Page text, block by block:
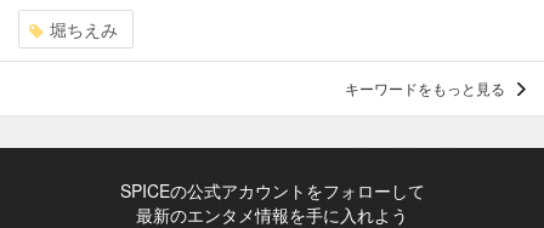
堀ちえみ
キーワードをもっと見る
SPICEの公式アカウントをフォローして
最新のエンタメ情報を手に入れよう